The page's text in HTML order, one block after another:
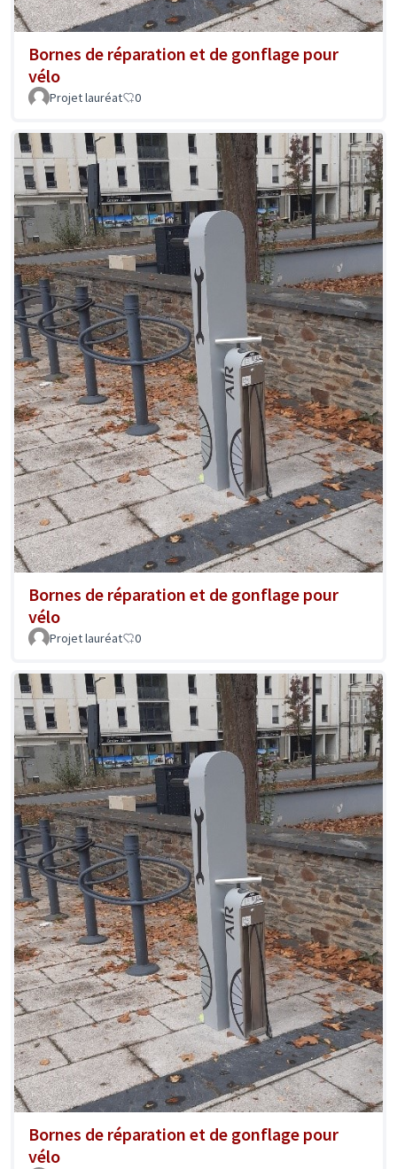
Bornes de réparation et de gonflage pour
vélo
Projet lauréat 0
Bornes de réparation et de gonflage pour
vélo
Projet lauréat 0
Bornes de réparation et de gonflage pour
vélo